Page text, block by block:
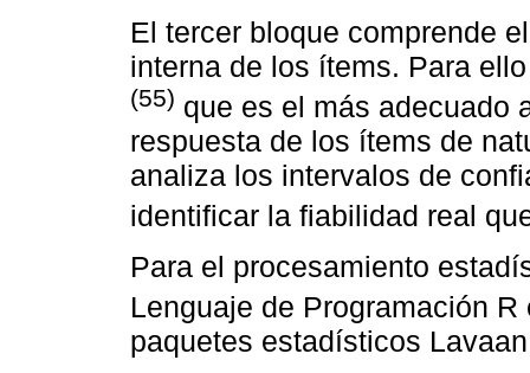
El tercer bloque comprende
interna de los ítems. Para
(55) que es el más adecuado
respuesta de los ítems de
analiza los intervalos de
identificar la fiabilidad real
Para el procesamiento
Lenguaje de Programación
paquetes estadísticos